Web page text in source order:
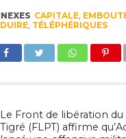
CAPITALE,
, TÉLÉPHÉRIQUES
Le Front de libération
Tigré (FLPT) affirme